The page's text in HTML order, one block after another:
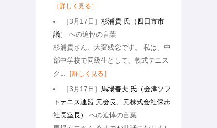
［詳しく見る］
［3月17日］杉浦貴 氏（四日市市
議）
への追悼の言葉
杉浦貴さん、大変残念です。 私は、中
部中学校で同級生として、軟式テニス
ク...
［詳しく見る］
［3月17日］ 馬場春夫 氏（会津ソフ
トテニス連盟 元会長、元株式会社保志
社長室長）
への追悼の言葉